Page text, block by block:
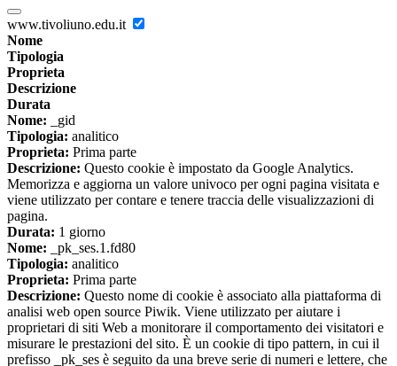
www.tivoliuno.edu.it
Nome
Tipologia
Proprieta
Descrizione
Durata
Nome: _gid
Tipologia: analitico
Proprieta: Prima parte
Descrizione: Questo cookie è impostato da Google Analytics.
Memorizza e aggiorna un valore univoco per ogni pagina visitata e
viene utilizzato per contare e tenere traccia delle visualizzazioni di
pagina.
Durata: 1 giorno
Nome: _pk_ses.1.fd80
Tipologia: analitico
Proprieta: Prima parte
Descrizione: Questo nome di cookie è associato alla piattaforma di
analisi web open source Piwik. Viene utilizzato per aiutare i
proprietari di siti Web a monitorare il comportamento dei visitatori e
misurare le prestazioni del sito. È un cookie di tipo pattern, in cui il
prefisso _pk_ses è seguito da una breve serie di numeri e lettere, che